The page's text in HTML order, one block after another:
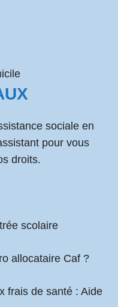
sociale en
pour vous
droits.
scolaire
allocataire Caf ?
frais de santé : Aide